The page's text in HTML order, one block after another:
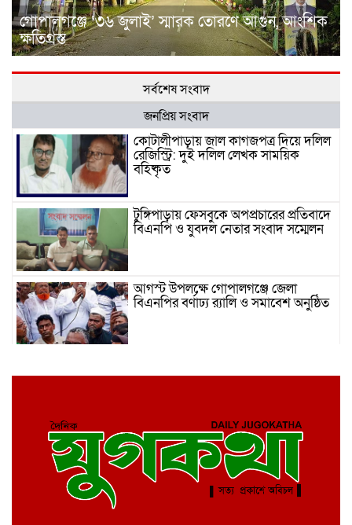
গোপালগঞ্জে ‘৩৬ জুলাই’ স্মারক তোরণে আগুন, আংশিক
ক্ষতিগ্রস্ত
সর্বশেষ সংবাদ
জনপ্রিয় সংবাদ
কোটালীপাড়ায় জাল কাগজপত্র দিয়ে দলিল
রেজিস্ট্রি: দুই দলিল লেখক সাময়িক
বহিষ্কৃত
টুঙ্গিপাড়ায় ফেসবুকে অপপ্রচারের প্রতিবাদে
বিএনপি ও যুবদল নেতার সংবাদ সম্মেলন
আগস্ট উপলক্ষে গোপালগঞ্জে জেলা
বিএনপির বর্ণাঢ্য র‍্যালি ও সমাবেশ অনুষ্ঠিত
নিরাপত্তা, মাঠে ৫ প্লাটুন বিজিবি
গোপালগঞ্জে ২ হাজার ৩শত পিচ ইয়াবাসহ
এক মাদক ব্যবসায়ী র‌্যাব হাতে গ্রেফতার